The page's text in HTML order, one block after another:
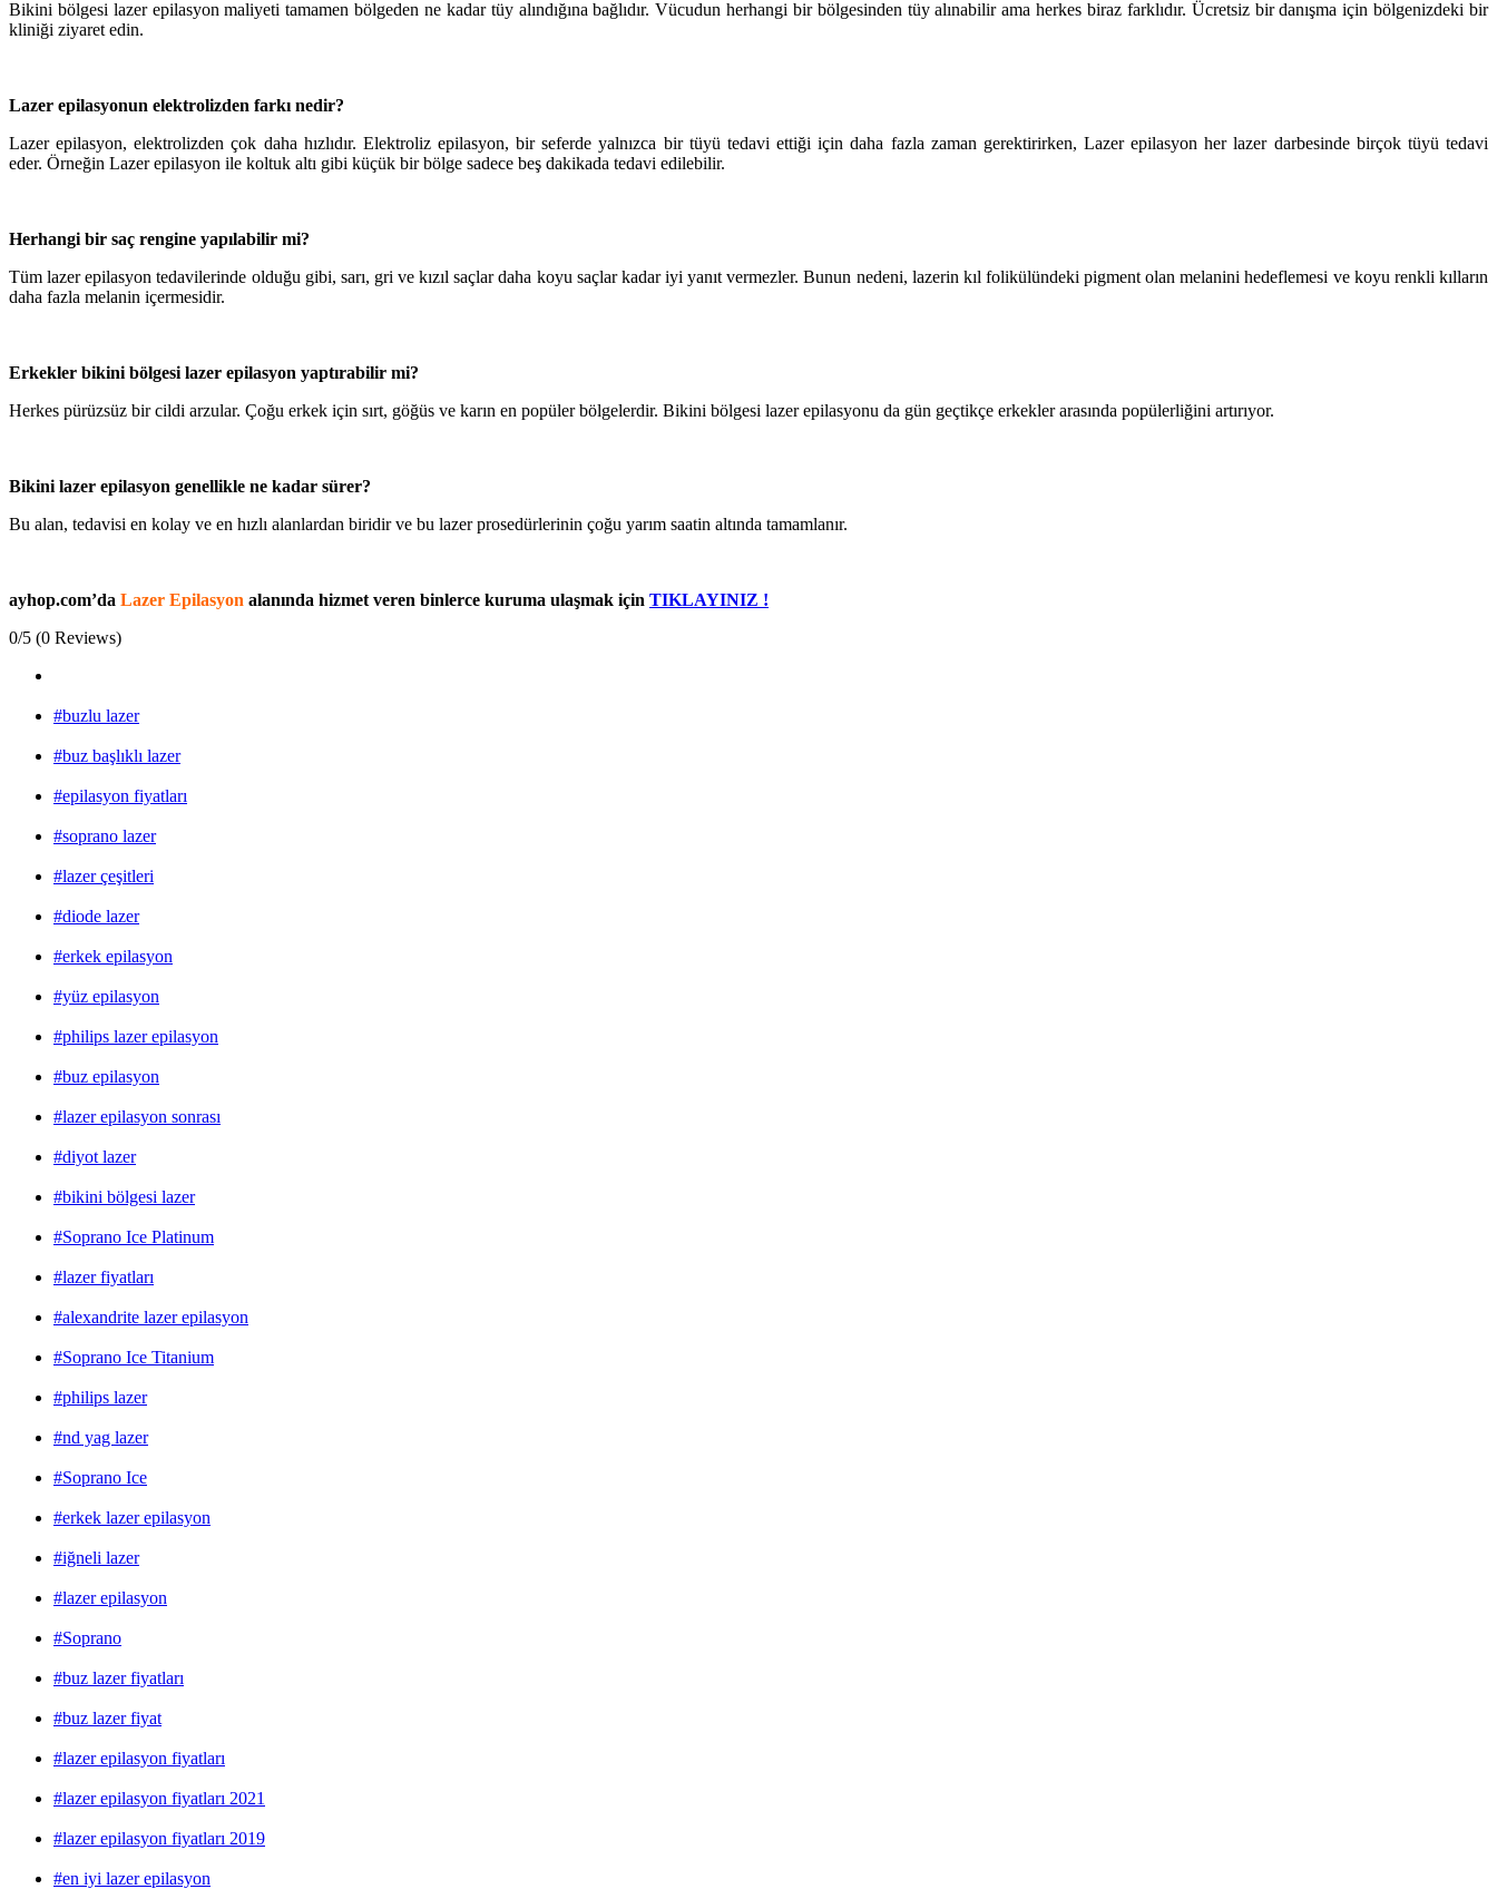
Bikini bölgesi lazer epilasyon maliyeti tamamen bölgeden ne kadar tüy alındığına bağlıdır. Vücudun herhangi bir bölgesinden tüy alınabilir ama herkes biraz farklıdır. Ücretsiz bir danışma için bölgenizdeki bir
kliniği ziyaret edin.
Lazer epilasyonun elektrolizden farkı nedir?
Lazer epilasyon, elektrolizden çok daha hızlıdır. Elektroliz epilasyon, bir seferde yalnızca bir tüyü tedavi ettiği için daha fazla zaman gerektirirken, Lazer epilasyon her lazer darbesinde birçok tüyü tedavi
eder. Örneğin Lazer epilasyon ile koltuk altı gibi küçük bir bölge sadece beş dakikada tedavi edilebilir.
Herhangi bir saç rengine yapılabilir mi?
Tüm lazer epilasyon tedavilerinde olduğu gibi, sarı, gri ve kızıl saçlar daha koyu saçlar kadar iyi yanıt vermezler. Bunun nedeni, lazerin kıl folikülündeki pigment olan melanini hedeflemesi ve koyu renkli kılların
daha fazla melanin içermesidir.
Erkekler bikini bölgesi lazer epilasyon yaptırabilir mi?
Herkes pürüzsüz bir cildi arzular. Çoğu erkek için sırt, göğüs ve karın en popüler bölgelerdir. Bikini bölgesi lazer epilasyonu da gün geçtikçe erkekler arasında popülerliğini artırıyor.
Bikini lazer epilasyon genellikle ne kadar sürer?
Bu alan, tedavisi en kolay ve en hızlı alanlardan biridir ve bu lazer prosedürlerinin çoğu yarım saatin altında tamamlanır.
ayhop.com’da Lazer Epilasyon alanında hizmet veren binlerce kuruma ulaşmak için TIKLAYINIZ !
0/5 (0 Reviews)
#buzlu lazer
#buz başlıklı lazer
#epilasyon fiyatları
#soprano lazer
#lazer çeşitleri
#diode lazer
#erkek epilasyon
#yüz epilasyon
#philips lazer epilasyon
#buz epilasyon
#lazer epilasyon sonrası
#diyot lazer
#bikini bölgesi lazer
#Soprano Ice Platinum
#lazer fiyatları
#alexandrite lazer epilasyon
#Soprano Ice Titanium
#philips lazer
#nd yag lazer
#Soprano Ice
#erkek lazer epilasyon
#iğneli lazer
#lazer epilasyon
#Soprano
#buz lazer fiyatları
#buz lazer fiyat
#lazer epilasyon fiyatları
#lazer epilasyon fiyatları 2021
#lazer epilasyon fiyatları 2019
#en iyi lazer epilasyon